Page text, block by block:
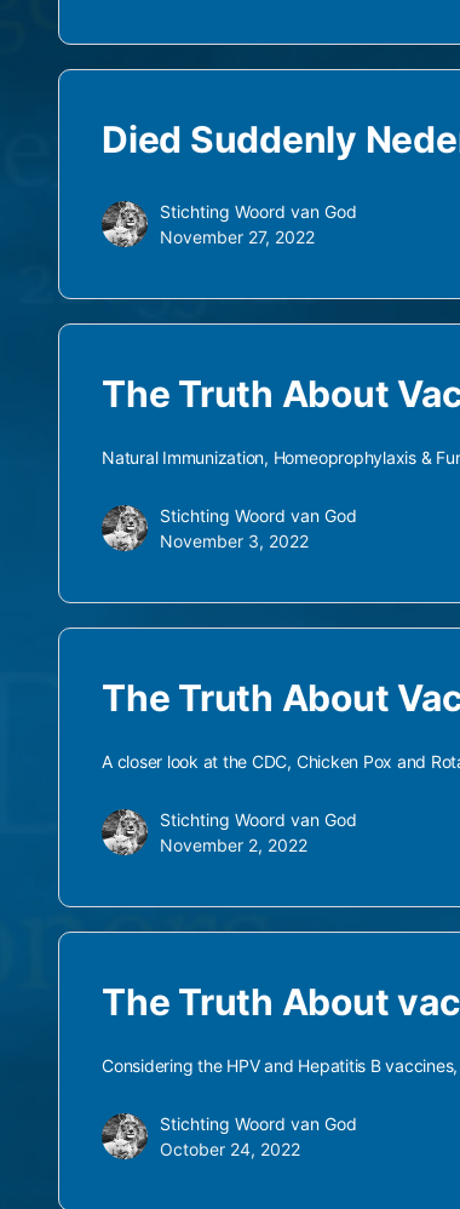
Died Suddenly
Stichting Woord van God
November 27, 2022
The Truth About
Natural Immunization, Homeoprophylaxis &
Stichting Woord van God
November 3, 2022
The Truth About
A closer look at the CDC, Chicken Pox and
Stichting Woord van God
November 2, 2022
The Truth About
Considering the HPV and Hepatitis B
Stichting Woord van God
October 24, 2022